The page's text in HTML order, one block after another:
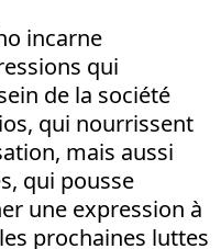
incarne
qui
de la société
qui nourrissent
mais aussi
qui pousse
une expression à
prochaines luttes